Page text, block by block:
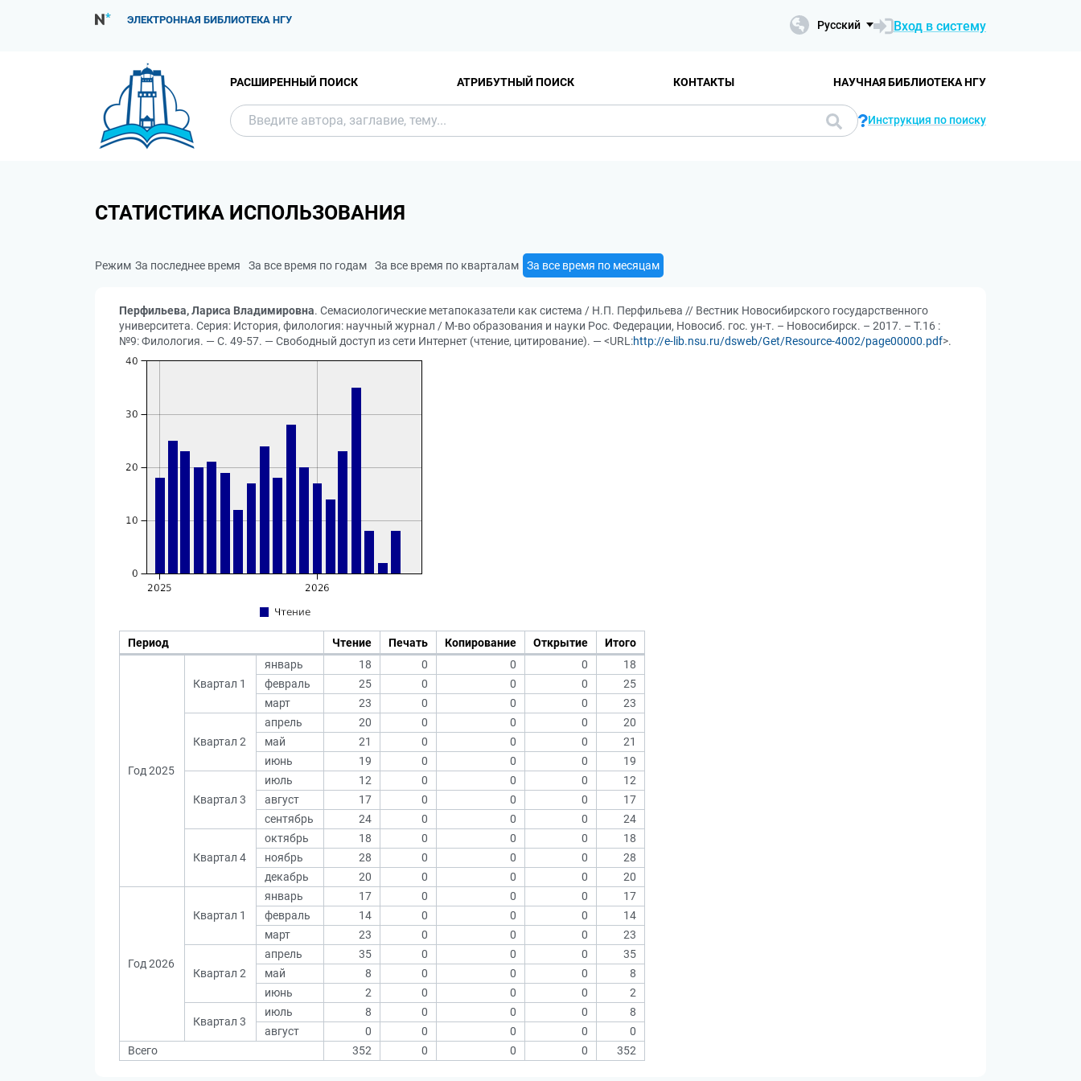
ЭЛЕКТРОННАЯ БИБЛИОТЕКА НГУ Русский Вход в систему
РАСШИРЕННЫЙ ПОИСК АТРИБУТНЫЙ ПОИСК КОНТАКТЫ НАУЧНАЯ БИБЛИОТЕКА НГУ
Инструкция по поиску
СТАТИСТИКА ИСПОЛЬЗОВАНИЯ
Режим За последнее время За все время по годам За все время по кварталам За все время по месяцам
Перфильева, Лариса Владимировна. Семасиологические метапоказатели как система / Н.П. Перфильева // Вестник Новосибирского государственного
университета. Серия: История, филология: научный журнал / М-во образования и науки Рос. Федерации, Новосиб. гос. ун-т. – Новосибирск. – 2017. – Т.16 :
№9: Филология. — С. 49-57. — Свободный доступ из сети Интернет (чтение, цитирование). — <URL:http://e-lib.nsu.ru/dsweb/Get/Resource-4002/page00000.pdf>.
Период Чтение Печать Копирование Открытие Итого
Год 2025
Квартал 1
январь 18 0 0 0
18
февраль
25 0 0 0
25
март
23 0 0 0 23
Квартал 2
апрель 20 0 0 0
20
май
21 0 0 0
21
июнь
19 0 0 0 19
Квартал 3
июль 12 0 0 0
12
август
17 0 0 0
17
сентябрь
24 0 0 0 24
Квартал 4
октябрь 18 0 0 0
18
ноябрь
28 0 0 0
28
декабрь
20 0 0 0 20
Год 2026
Квартал 1
январь 17 0 0 0
17
февраль
14 0 0 0
14
март
23 0 0 0 23
Квартал 2
апрель 35 0 0 0
35
май
8 0 0 0
8
июнь
2 0 0 0 2
Квартал 3
июль 8 0 0 0
8
август
0 0 0 0
0
Всего
352 0 0 0 352